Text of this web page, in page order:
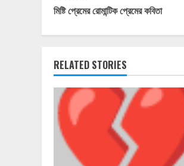
Reading
মিষ্টি প্রেমের রোমান্টিক প্রেমের কবিতা
RELATED STORIES